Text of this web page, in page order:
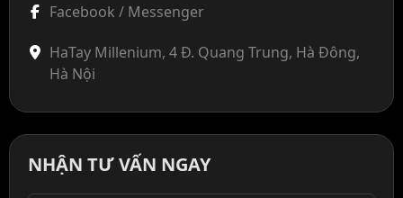
Facebook / Messenger
HaTay Millenium, 4 Đ. Quang Trung, Hà Đông,
Hà Nội
NHẬN TƯ VẤN NGAY